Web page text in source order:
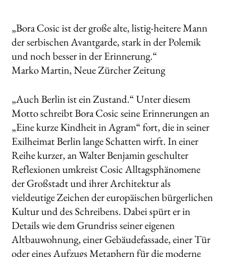
„Bora Cosic ist der große alte, listig-heitere Mann
der serbischen Avantgarde, stark in der Polemik
und noch besser in der Erinnerung.“
Marko Martin, Neue Zürcher Zeitung
„Auch Berlin ist ein Zustand.“ Unter diesem
Motto schreibt Bora Cosic seine Erinnerungen an
„Eine kurze Kindheit in Agram“ fort, die in seiner
Exilheimat Berlin lange Schatten wirft. In einer
Reihe kurzer, an Walter Benjamin geschulter
Reflexionen umkreist Cosic Alltagsphänomene
der Großstadt und ihrer Architektur als
vieldeutige Zeichen der europäischen bürgerlichen
Kultur und des Schreibens. Dabei spürt er in
Details wie dem Grundriss seiner eigenen
Altbauwohnung, einer Gebäudefassade, einer Tür
oder eines Aufzugs Metaphern für die moderne